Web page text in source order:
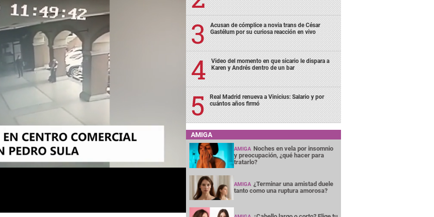
Acusan de cómplice a novia trans de César
Gastélum por su curiosa reacción en vivo
Video del momento en que sicario le dispara a
Karen y Andrés dentro de un bar
Real Madrid renueva a Vinicius: Salario y por
cuántos años firmó
AMIGA
AMIGA Noches en vela por insomnio
y preocupación, ¿qué hacer para
tratarlo?
AMIGA ¿Terminar una amistad duele
tanto como una ruptura amorosa?